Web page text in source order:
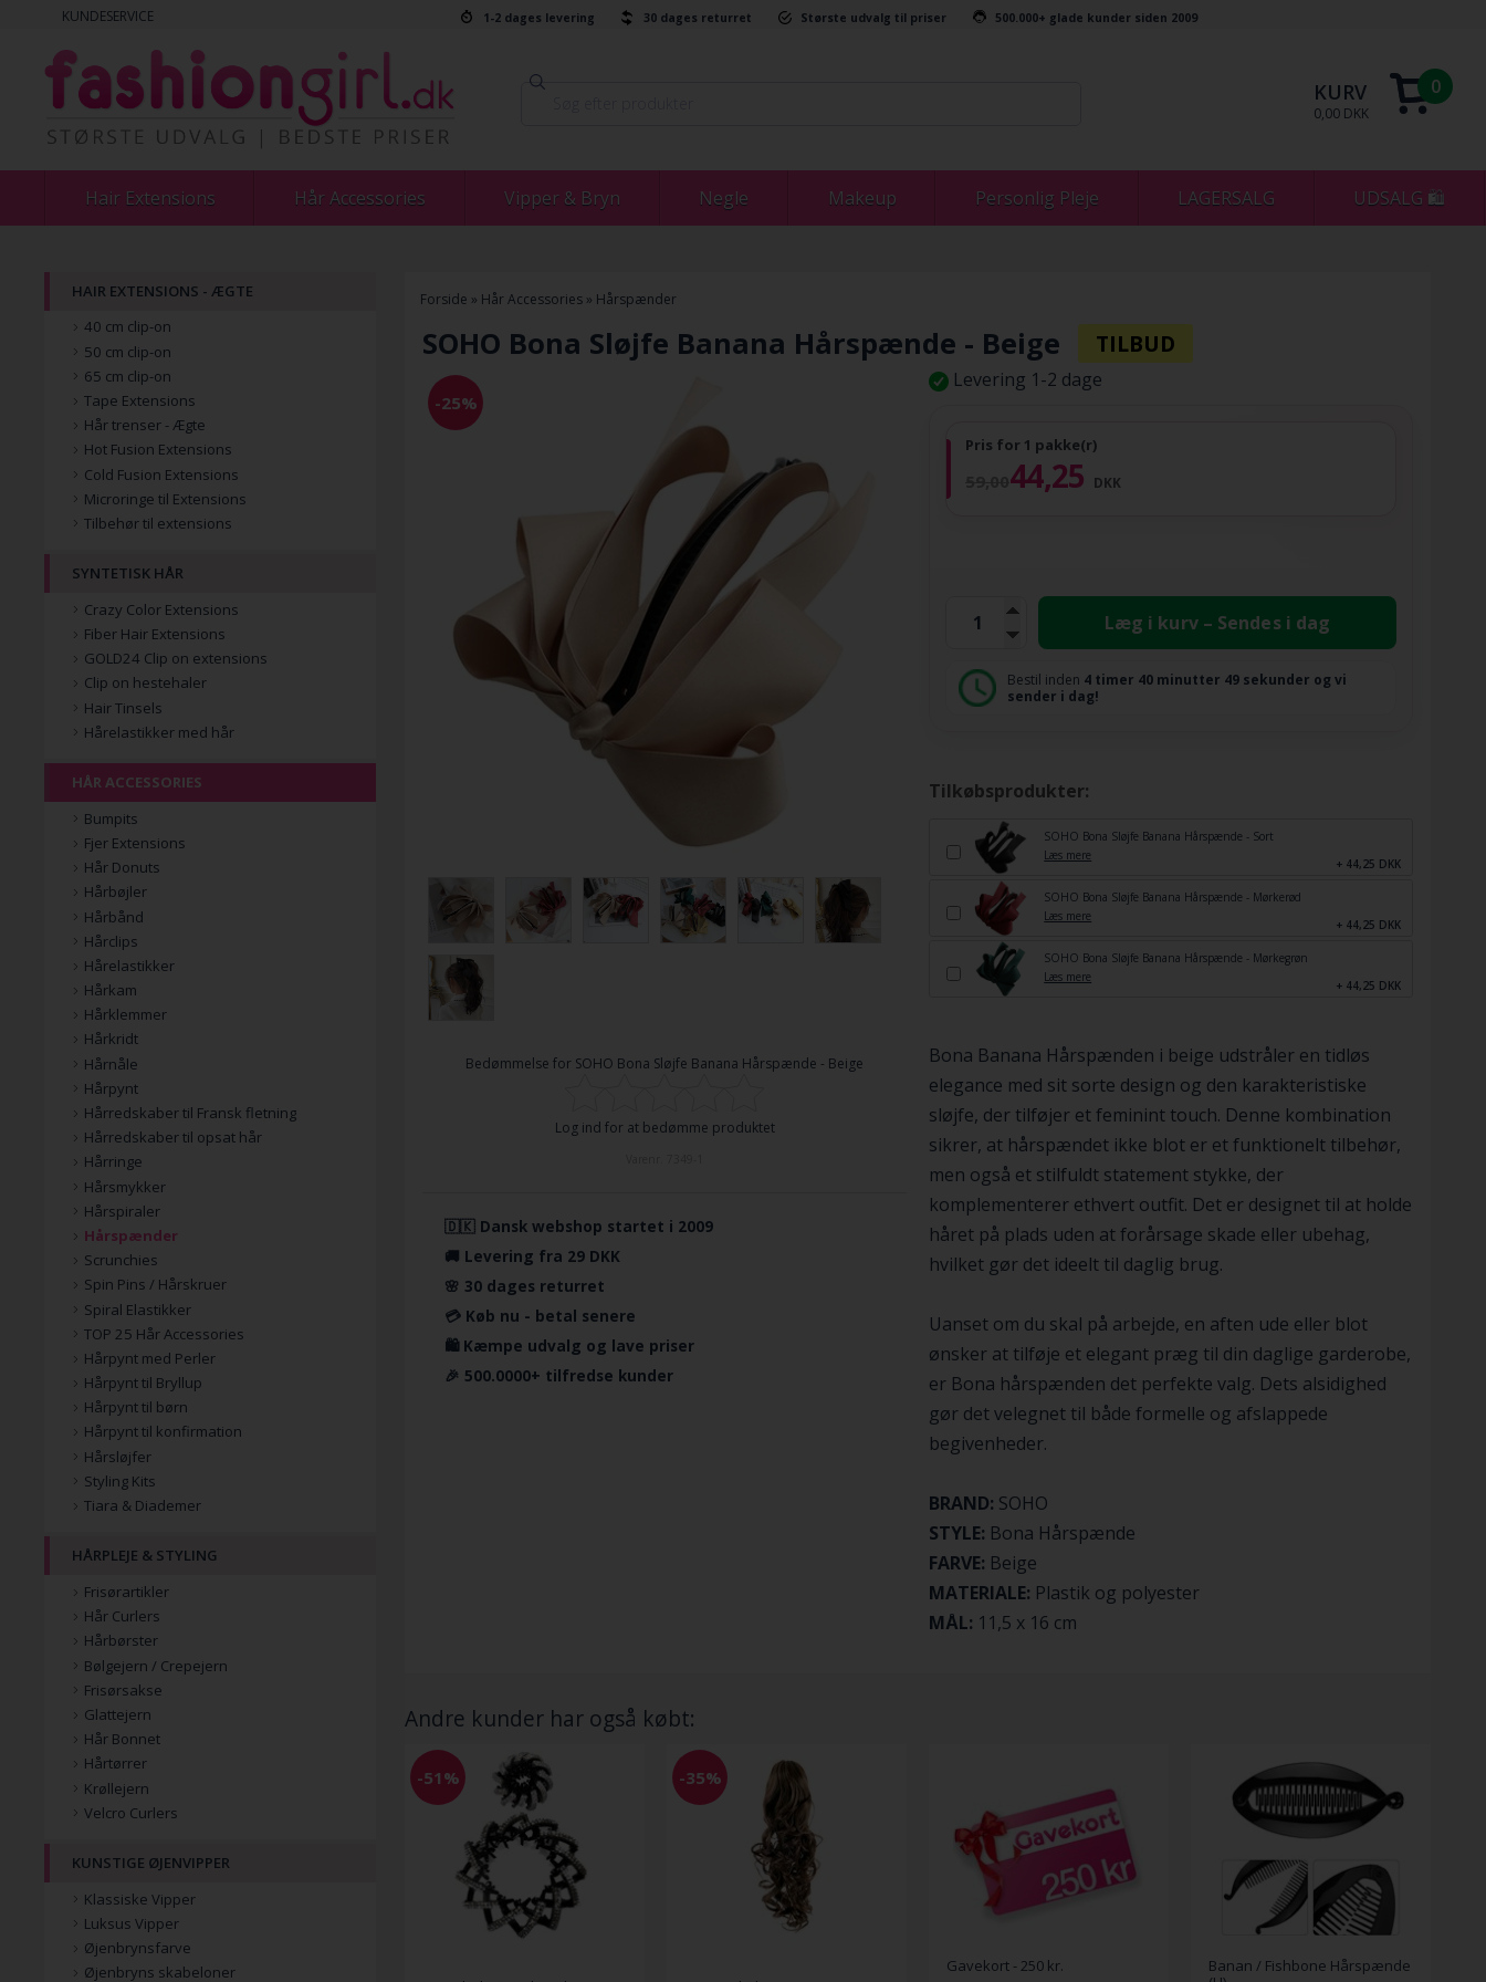
KUNDESERVICE 1-2 dages levering 30 dages returret Største udvalg til priser 500.000+ glade kunder siden 2009
KURV
0,00 DKK
0
Hair Extensions Hår Accessories Vipper & Bryn Negle Makeup Personlig Pleje LAGERSALG UDSALG 🛍
Forside » Hår Accessories» Hårspænder
SOHO Bona Sløjfe Banana Hårspænde - Beige
-25%
Bedømmelse for SOHO Bona Sløjfe Banana Hårspænde - Beige
Log ind for at bedømme produktet
🇩🇰 Dansk webshop startet i 2009
🚚 Levering fra 29 DKK
🌸 30 dages returret
💳 Køb nu - betal senere
🛍️ Kæmpe udvalg og lave priser
🎉 500.0000+ tilfredse kunder
Levering 1-2 dage
Pris for 1 pakke(r)
44,25 DKK
Læg i kurv – Sendes i dag
Bestil inden 4 timer 40 minutter 48 sekunder og vi
sender i dag!
Tilkøbsprodukter:
SOHO Bona Sløjfe Banana Hårspænde - Sort
Læs mere
+ 44,25 DKK
SOHO Bona Sløjfe Banana Hårspænde - Mørkerød
Læs mere
+ 44,25 DKK
SOHO Bona Sløjfe Banana Hårspænde - Mørkegrøn
Læs mere
+ 44,25 DKK
Bona Banana Hårspænden i beige udstråler en tidløs
elegance med sit sorte design og den karakteristiske
sløjfe, der tilføjer et feminint touch. Denne kombination
sikrer, at hårspændet ikke blot er et funktionelt tilbehør,
men også et stilfuldt statement stykke, der
komplementerer ethvert outfit. Det er designet til at holde
håret på plads uden at forårsage skade eller ubehag,
hvilket gør det ideelt til daglig brug.
Uanset om du skal på arbejde, en aften ude eller blot
ønsker at tilføje et elegant præg til din daglige garderobe,
er Bona hårspænden det perfekte valg. Dets alsidighed
gør det velegnet til både formelle og afslappede
begivenheder.
BRAND: SOHO
STYLE: Bona Hårspænde
FARVE: Beige
MATERIALE: Plastik og polyester
MÅL: 11,5 x 16 cm
Andre kunder har også købt:
-51% -35%
Gavekort - 250 kr.
Banan / Fishbone Hårspænde
HAIR EXTENSIONS - ÆGTE
40 cm clip-on
50 cm clip-on
65 cm clip-on
Tape Extensions
Hår trenser - Ægte
Hot Fusion Extensions
Cold Fusion Extensions
Microringe til Extensions
Tilbehør til extensions
SYNTETISK HÅR
Crazy Color Extensions
Fiber Hair Extensions
GOLD24 Clip on extensions
Clip on hestehaler
Hair Tinsels
Hårelastikker med hår
HÅR ACCESSORIES
Bumpits
Fjer Extensions
Hår Donuts
Hårbøjler
Hårbånd
Hårclips
Hårelastikker
Hårkam
Hårklemmer
Hårkridt
Hårnåle
Hårpynt
Hårredskaber til Fransk fletning
Hårredskaber til opsat hår
Hårringe
Hårsmykker
Hårspiraler
Hårspænder
Scrunchies
Spin Pins / Hårskruer
Spiral Elastikker
TOP 25 Hår Accessories
Hårpynt med Perler
Hårpynt til Bryllup
Hårpynt til børn
Hårpynt til konfirmation
Hårsløjfer
Styling Kits
Tiara & Diademer
HÅRPLEJE & STYLING
Frisørartikler
Hår Curlers
Hårbørster
Bølgejern / Crepejern
Frisørsakse
Glattejern
Hår Bonnet
Hårtørrer
Krøllejern
Velcro Curlers
KUNSTIGE ØJENVIPPER
Klassiske Vipper
Luksus Vipper
Øjenbrynsfarve
Øjenbryns skabeloner